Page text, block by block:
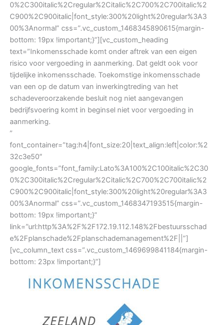
0%2C300italic%2Cregular%2Citalic%2C700%2C700italic%2
C900%2C900italic|font_style:300%20light%20regular%3A3
00%3Anormal” css=”.vc_custom_1468345890615{margin-
bottom: 19px !important;}”][vc_custom_heading
text=”Inkomensschade komt onder aftrek van een eigen
risico voor vergoeding in aanmerking. Dat geldt ook voor
tijdelijke inkomensschade. Toekomstige inkomensschade
van een op de datum van inwerkingtreding van het
schadeveroorzakende besluit nog niet aangevangen
bedrijfsvoering komt in beginsel niet voor vergoeding in
aanmerking.
”
font_container=”tag:h4|font_size:20|text_align:left|color:%2
32c3e50″
google_fonts=”font_family:Lato%3A100%2C100italic%2C30
0%2C300italic%2Cregular%2Citalic%2C700%2C700italic%2
C900%2C900italic|font_style:300%20light%20regular%3A3
00%3Anormal” css=”.vc_custom_1468347193515{margin-
bottom: 19px !important;}”
link=”url:http%3A%2F%2F172.19.112.148%2Fbestuursschad
e%2Fplanschade%2Fplanschademanagement%2F||”]
[vc_column_text css=”.vc_custom_1469699841184{margin-
bottom: 23px !important;}”]